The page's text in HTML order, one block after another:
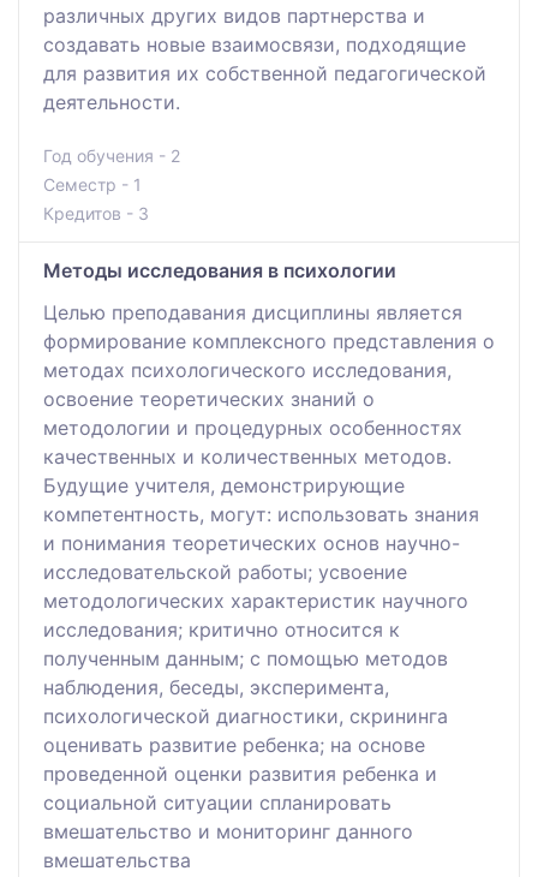
различных других видов партнерства и
создавать новые взаимосвязи, подходящие
для развития их собственной педагогической
деятельности.
Год обучения - 2
Семестр - 1
Кредитов - 3
Методы исследования в психологии
Целью преподавания дисциплины является
формирование комплексного представления о
методах психологического исследования,
освоение теоретических знаний о
методологии и процедурных особенностях
качественных и количественных методов.
Будущие учителя, демонстрирующие
компетентность, могут: использовать знания
и понимания теоретических основ научно-
исследовательской работы; усвоение
методологических характеристик научного
исследования; критично относится к
полученным данным; с помощью методов
наблюдения, беседы, эксперимента,
психологической диагностики, скрининга
оценивать развитие ребенка; на основе
проведенной оценки развития ребенка и
социальной ситуации спланировать
вмешательство и мониторинг данного
вмешательства